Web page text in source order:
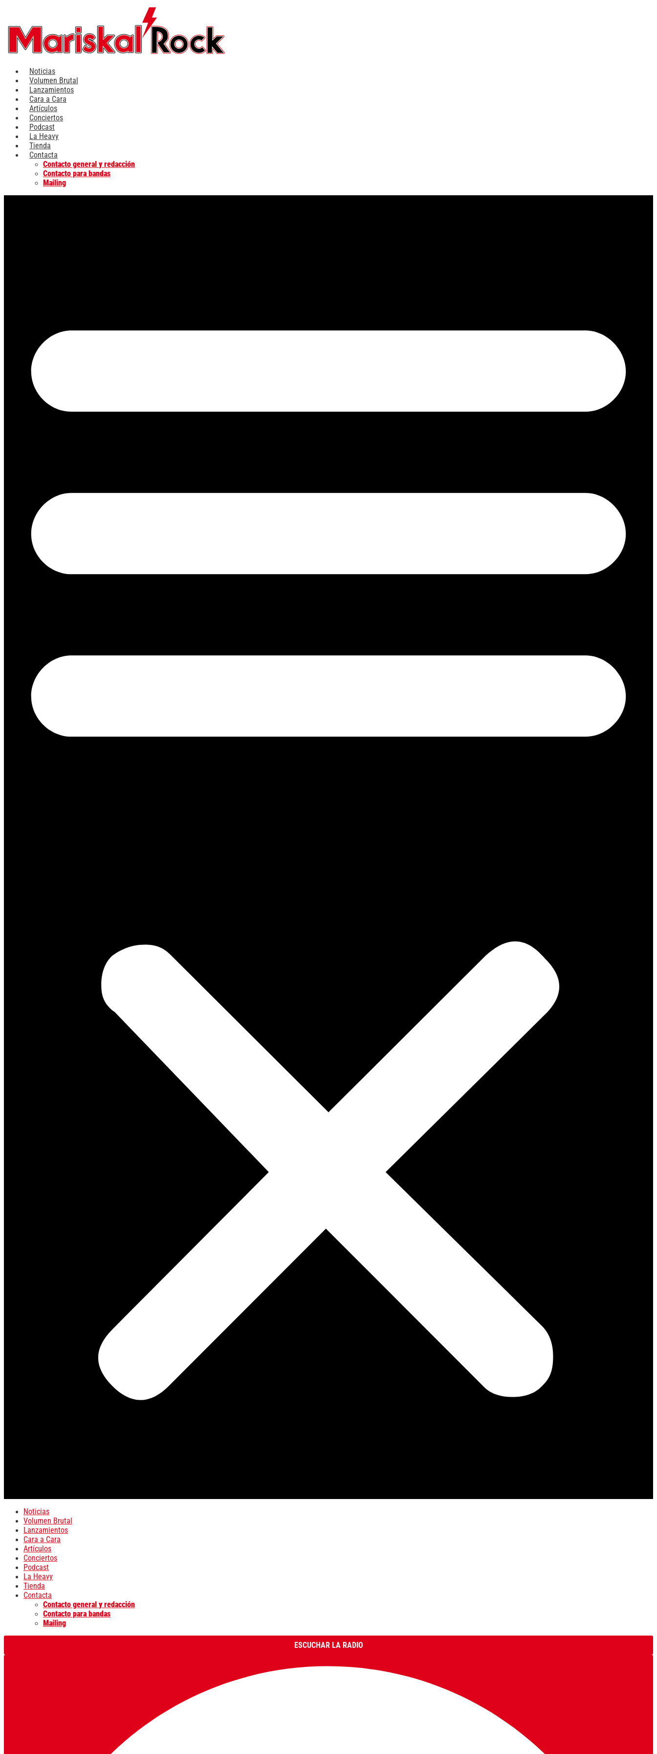
contenido
Noticias
Volumen Brutal
Lanzamientos
Cara a Cara
Artículos
Conciertos
Podcast
La Heavy
Tienda
Contacta
Contacto general y redacción
Contacto para bandas
Mailing
Noticias
Volumen Brutal
Lanzamientos
Cara a Cara
Artículos
Conciertos
Podcast
La Heavy
Tienda
Contacta
Contacto general y redacción
Contacto para bandas
Mailing
ESCUCHAR LA RADIO